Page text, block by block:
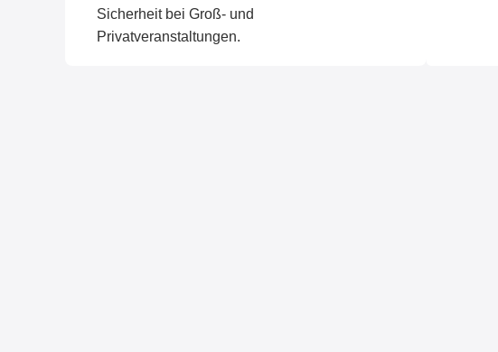
Sicherheit bei Groß- und
Privatveranstaltungen.